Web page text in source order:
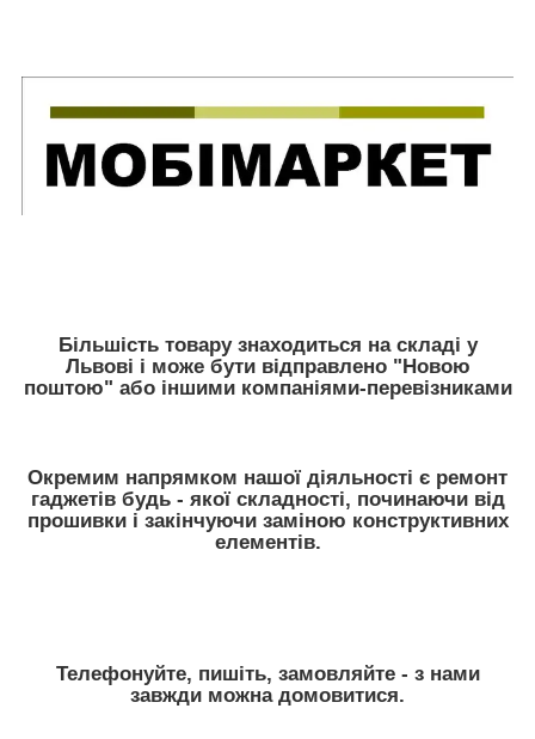
Більшість товару знаходиться на складі у
Львові і може бути відправлено "Новою
поштою" або іншими компаніями-перевізниками
Окремим напрямком нашої діяльності є ремонт
гаджетів будь - якої складності, починаючи від
прошивки і закінчуючи заміною конструктивних
елементів.
Телефонуйте, пишіть, замовляйте - з нами
завжди можна домовитися.